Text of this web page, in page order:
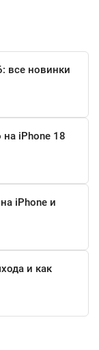
для
5G и Wi-Fi 6
внезапного
задачах,
умным и
в 256 ГБ с
файлов и
освобождая вас
все новинки
на iPhone 18
iPhone и
и как